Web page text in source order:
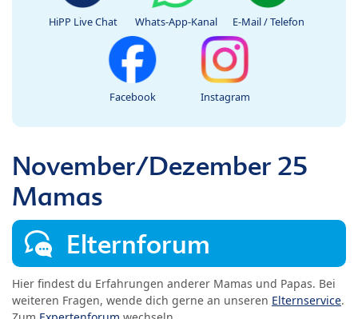
HiPP Live Chat Whats-App-Kanal E-Mail / Telefon
Facebook Instagram
November/Dezember 25
Mamas
Elternforum
Hier findest du Erfahrungen anderer Mamas und Papas. Bei
weiteren Fragen, wende dich gerne an unseren Elternservice.